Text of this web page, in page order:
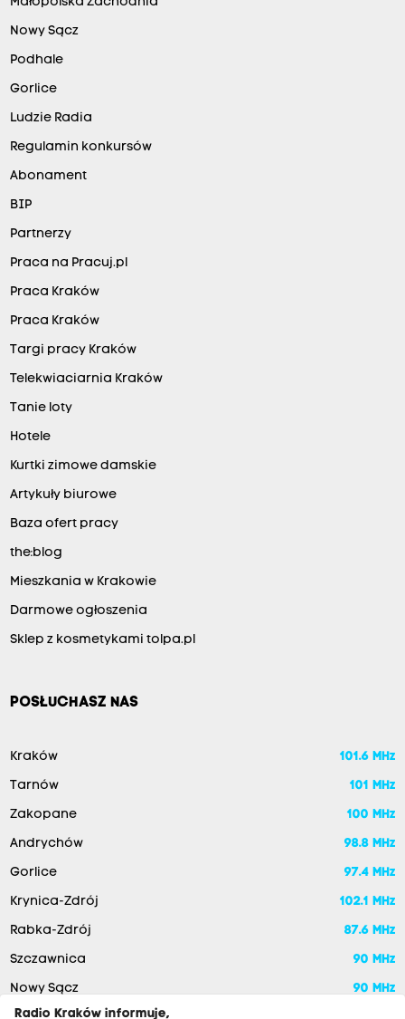
Nowy Sącz
Podhale
Gorlice
Ludzie Radia
Regulamin konkursów
Abonament
BIP
Partnerzy
Praca na Pracuj.pl
Praca Kraków
Praca Kraków
Targi pracy Kraków
Telekwiaciarnia Kraków
Tanie loty
Hotele
Kurtki zimowe damskie
Artykuły biurowe
Baza ofert pracy
the:blog
Mieszkania w Krakowie
Darmowe ogłoszenia
Sklep z kosmetykami tolpa.pl
POSŁUCHASZ NAS
Kraków 101.6 MHz
Tarnów 101 MHz
Zakopane 100 MHz
Andrychów 98.8 MHz
Gorlice 97.4 MHz
Krynica-Zdrój 102.1 MHz
Rabka-Zdrój 87.6 MHz
Szczawnica 90 MHz
Nowy Sącz
90 MHz
Radio Kraków informuje,